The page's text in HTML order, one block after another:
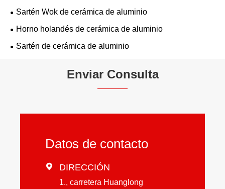
Sartén Wok de cerámica de aluminio
Horno holandés de cerámica de aluminio
Sartén de cerámica de aluminio
Enviar Consulta
Datos de contacto
 DIRECCIÓN
1., carretera Huanglong